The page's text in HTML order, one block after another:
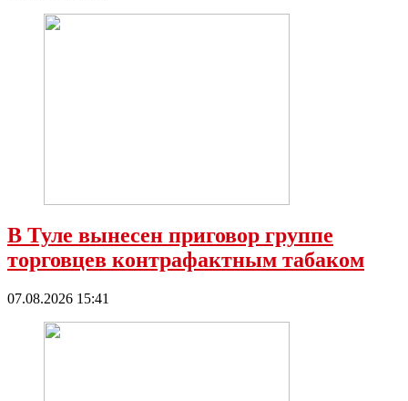
В Туле вынесен приговор группе
торговцев контрафактным табаком
07.08.2026 15:41